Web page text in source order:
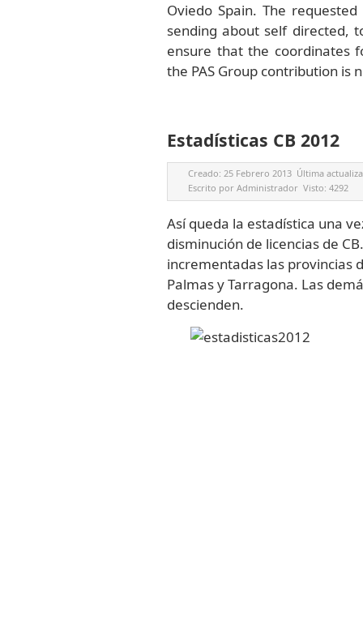
Oviedo Spain. The
sending about self directed,
ensure that the coordinates
the PAS Group contribution is
Estadísticas CB 2012
Creado: 25 Febrero 2013 Última
Escrito por Administrador Visto: 4292
Así queda la estadística una
disminución de licencias de
incrementadas las provincias
Palmas y Tarragona. Las
descienden.